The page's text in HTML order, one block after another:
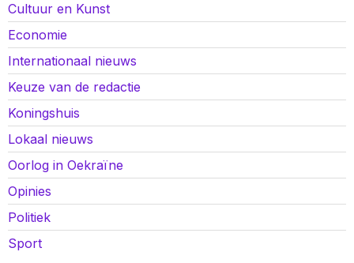
Cultuur en Kunst
Economie
Internationaal nieuws
Keuze van de redactie
Koningshuis
Lokaal nieuws
Oorlog in Oekraïne
Opinies
Politiek
Sport